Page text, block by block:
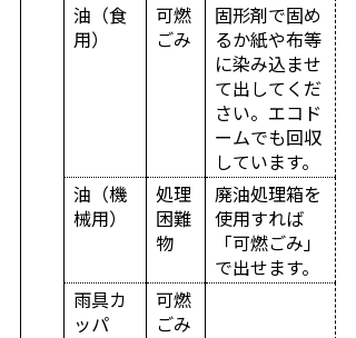
油（食
用）
可燃
ごみ
固形剤で固め
るか紙や布等
に染み込ませ
て出してくだ
さい。エコド
ームでも回収
しています。
油（機
械用）
処理
困難
物
廃油処理箱を
使用すれば
「可燃ごみ」
で出せます。
雨具カ
ッパ
可燃
ごみ